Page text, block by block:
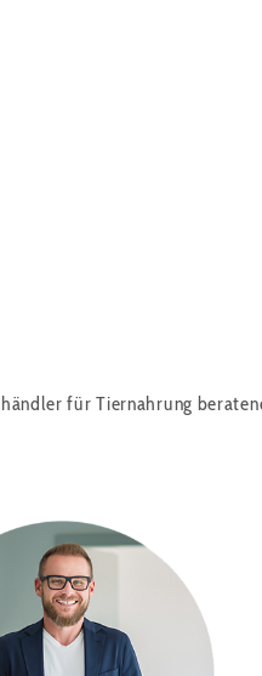
für Tiernahrung